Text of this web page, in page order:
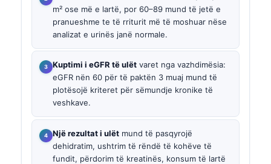
m² ose më e lartë, por 60–89 mund të jetë e
pranueshme te të rriturit më të moshuar nëse
analizat e urinës janë normale.
Kuptimi i eGFR të ulët varet nga vazhdimësia:
eGFR nën 60 për të paktën 3 muaj mund të
plotësojë kriteret për sëmundje kronike të
veshkave.
Një rezultat i ulët mund të pasqyrojë
dehidratim, ushtrim të rëndë të kohëve të
fundit, përdorim të kreatinës, konsum të lartë